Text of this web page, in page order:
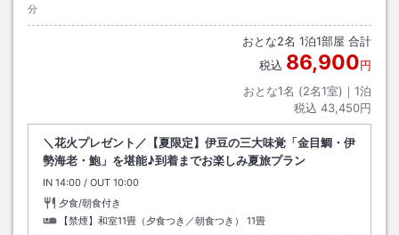
分
おとな2名 1泊1部屋 合計
税込 86,900円
おとな1名 (2名1室)｜ 1泊
税込 43,450円
＼花火プレゼント／【夏限定】伊豆の三大味覚「金目鯛・伊
勢海老・鮑」を堪能♪到着までお楽しみ夏旅プラン
IN チェックイン
14:00 / OUT チェックアウト
10:00
夕食/朝食付き
【禁煙】和室11畳（夕食つき／朝食つき）
11畳